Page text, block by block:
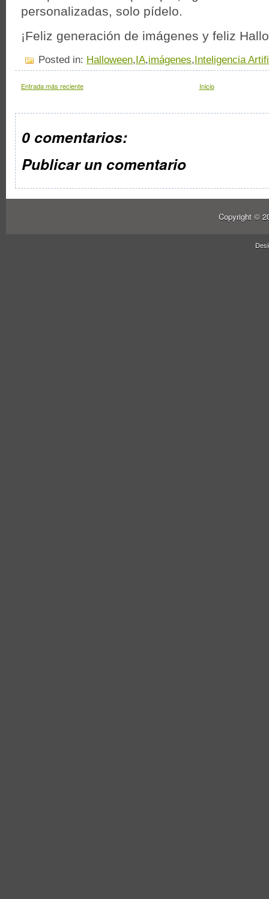
personalizadas, solo pídelo.
¡Feliz generación de imágenes y feliz
Posted in: Halloween,IA,imágenes,Inteligencia
Entrada más reciente Inicio
0 comentarios:
Publicar un comentario
Copyright ©